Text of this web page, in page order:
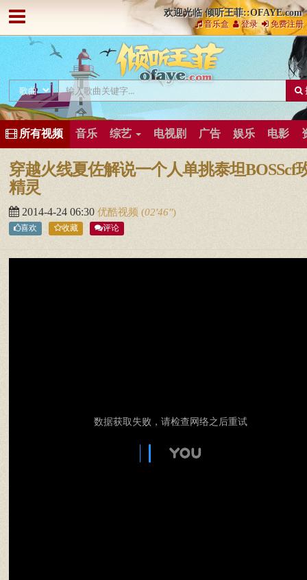
欢迎光临 倾听王菲::OFAYE.com
音乐盒 登录 免费注册
所有视频 音乐 综艺 电视剧 广告 娱乐 电影
穿越火线夏佐解说一个人单挑泰坦BOSScf
精灵
2014-4-24 06:30 优酷视频 (02′46″)
喜欢 收藏 评论
数据获取失败，请检查网络之后重试